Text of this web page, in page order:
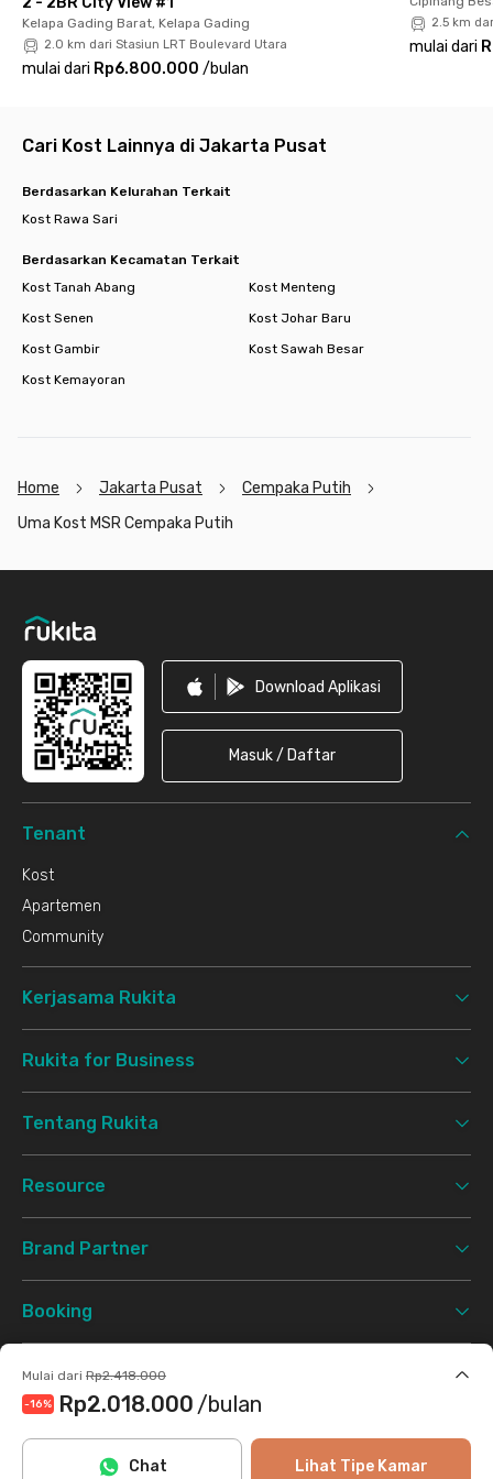
kehabisan!
Kelapa Gading Barat, Kelapa Gading
2.0 km dari Stasiun LRT Boulevard Utara
mulai dari Rp6.800.000 /bulan
2.5 km
mulai dari
Mulai dari Rp2.418.000
-16% Rp2.018.000 /bulan
Termasuk internet/wifi, air, laundry, cleaning
Lihat Tipe Kamar
Chat
Cari Kost Lainnya di Jakarta Pusat
Berdasarkan Kelurahan Terkait
Kost Rawa Sari
Berdasarkan Kecamatan Terkait
Kost Tanah Abang
Kost Menteng
Kost Senen
Kost Johar Baru
Kost Gambir
Kost Sawah Besar
Kost Kemayoran
Home Jakarta Pusat
Cempaka Putih
Uma Kost MSR Cempaka Putih
Download Aplikasi
Masuk / Daftar
Tenant
Kost
Apartemen
Community
Kerjasama Rukita
Rukita for Business
Tentang Rukita
Resource
Brand Partner
Booking
Support
Syarat & Ketentuan Kebijakan Privasi
InstagramTwitter TikTok